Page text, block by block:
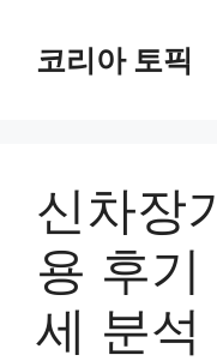
코리아 토픽
신차장
용 후
세 분석